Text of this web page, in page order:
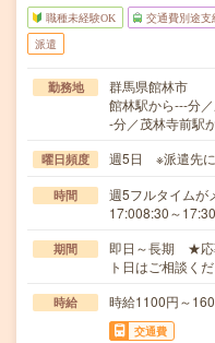
職種未経験OK 交通費別途支
派遣
勤務地
群馬県館林市
館林駅から---分
-分／茂林寺前駅
曜日頻度 週5日 ※派遣先
時間
週5フルタイムが
17:008:30～
期間
即日～長期 ★応
ト日はご相談く
時給 時給1100円～
交通費